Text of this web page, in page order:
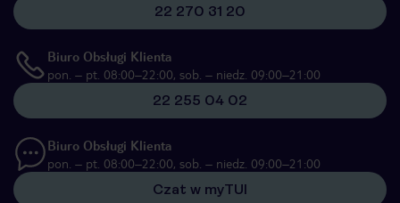
22 270 31 20
Biuro Obsługi Klienta
pon. – pt. 08:00–22:00, sob. – niedz. 09:00–21:00
22 255 04 02
Biuro Obsługi Klienta
pon. – pt. 08:00–22:00, sob. – niedz. 09:00–21:00
Czat w myTUI